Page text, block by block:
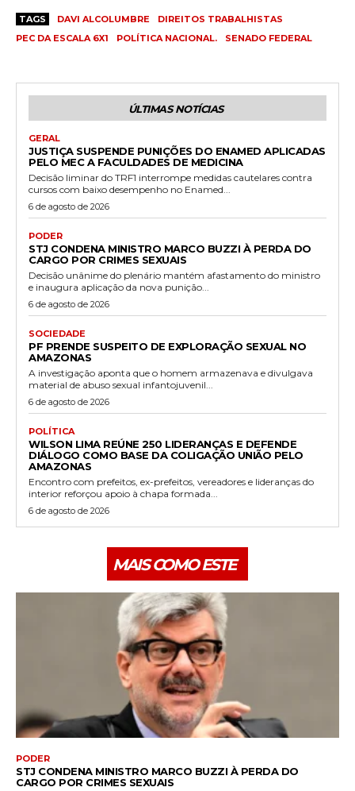
TAGS DAVI ALCOLUMBRE
DIREITOS TRABALHISTAS
PEC DA ESCALA 6X1
POLÍTICA NACIONAL. SENADO FEDERAL
ÚLTIMAS NOTÍCIAS
GERAL
JUSTIÇA SUSPENDE PUNIÇÕES DO ENAMED APLICADAS
PELO MEC A FACULDADES DE MEDICINA
Decisão liminar do TRF1 interrompe medidas cautelares contra
cursos com baixo desempenho no Enamed...
6 de agosto de 2026
PODER
STJ CONDENA MINISTRO MARCO BUZZI À PERDA DO
CARGO POR CRIMES SEXUAIS
Decisão unânime do plenário mantém afastamento do ministro
e inaugura aplicação da nova punição...
6 de agosto de 2026
SOCIEDADE
PF PRENDE SUSPEITO DE EXPLORAÇÃO SEXUAL NO
AMAZONAS
A investigação aponta que o homem armazenava e divulgava
material de abuso sexual infantojuvenil...
6 de agosto de 2026
POLÍTICA
WILSON LIMA REÚNE 250 LIDERANÇAS E DEFENDE
DIÁLOGO COMO BASE DA COLIGAÇÃO UNIÃO PELO
AMAZONAS
Encontro com prefeitos, ex-prefeitos, vereadores e lideranças do
interior reforçou apoio à chapa formada...
6 de agosto de 2026
MAIS COMO ESTE
PODER
STJ CONDENA MINISTRO MARCO BUZZI À PERDA DO
CARGO POR CRIMES SEXUAIS